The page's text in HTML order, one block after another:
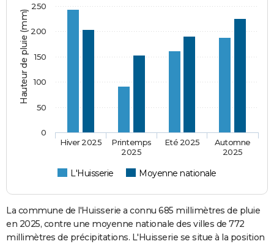
Hauteur de pluie (mm)
L'Huisserie Moyenne nationale
Hiver 2025
Printemps
2025
Eté 2025
Automne
2025
0
50
100
150
200
250
La commune de l'Huisserie a connu 685 millimètres de pluie
en 2025, contre une moyenne nationale des villes de 772
millimètres de précipitations. L'Huisserie se situe à la position